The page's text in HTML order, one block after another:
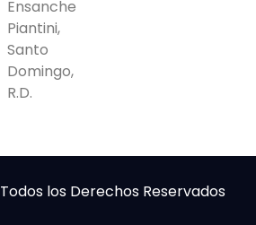
Ensanche
Piantini,
Santo
Domingo,
R.D.
Todos los Derechos Reservados